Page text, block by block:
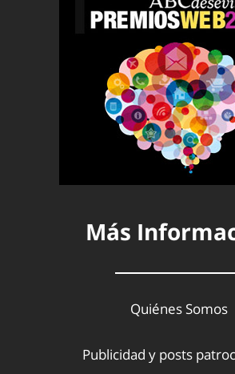
Más
Quiénes Somos
Publicidad y posts